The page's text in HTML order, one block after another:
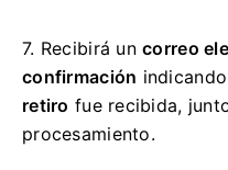
7. Recibirá uncorreo
confirmación
retiro fue recibida,
procesamiento.